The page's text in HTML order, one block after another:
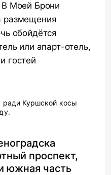
В Моей Брони
размещения
обойдётся
или апарт-отель,
гостей
ради Куршской косы
проспект,
южная часть